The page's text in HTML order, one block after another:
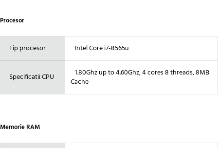
Procesor
Tip procesor Intel Core i7-8565u
Specificatii CPU
1.80Ghz up to 4.60Ghz, 4 cores 8 threads, 8MB
Cache
Memorie RAM